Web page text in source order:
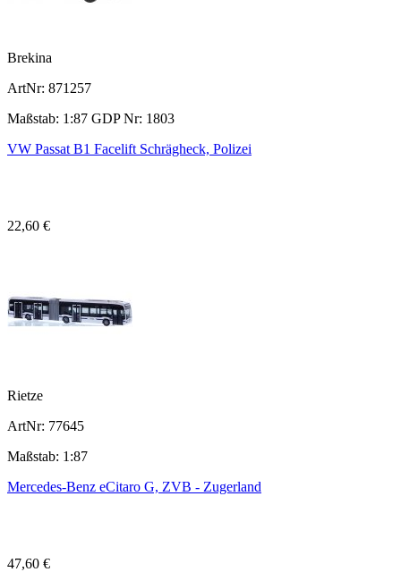
Brekina
ArtNr: 871257
Maßstab: 1:87 GDP Nr: 1803
VW Passat B1 Facelift Schrägheck, Polizei
22,60 €
Rietze
ArtNr: 77645
Maßstab: 1:87
Mercedes-Benz eCitaro G, ZVB - Zugerland
47,60 €